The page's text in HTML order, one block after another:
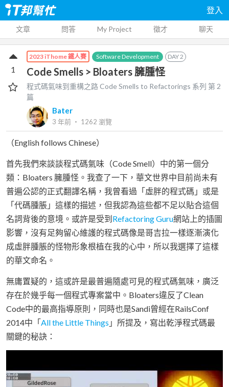
登入
文章 問答 My Project 徵才 聊天
2023 iThome 鐵人賽 Software Development DAY2
Code Smells > Bloaters 臃腫怪
程式碼氣味到重構之路 Code Smells to Refactorings 系列 第2
篇
Bater
3 年前 ‧ 1262 瀏覽
1
（English follows Chinese）
首先我們來談談程式碼氣味（Code Smell）中的第一個分
類：Bloaters 臃腫怪。我查了一下，華文世界中目前尚未有
普遍公認的正式翻譯名稱，我曾看過「虛胖的程式碼」或是
「代碼腫脹」這樣的描述，但我認為這些都不足以貼合這個
名詞背後的意境。或許是受到 Refactoring Guru網站上的插圖
影響，沒有足夠留心維護的程式碼像是哥吉拉一樣逐漸演化
成虛胖腫脹的怪物形象根植在我的心中，所以我選擇了這樣
的華文命名。
無庸置疑的，這或許是最普遍隨處可見的程式碼氣味，廣泛
存在於幾乎每一個程式專案當中。Bloaters違反了Clean
Code中的最高指導原則，同時也是Sandi曾經在RailsConf
2014中「 All the Little Things 」所提及，寫出乾淨程式碼最
關鍵的秘訣：